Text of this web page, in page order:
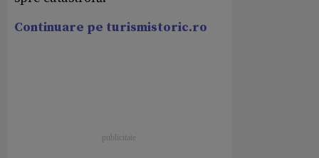
Continuare pe turismistoric.ro